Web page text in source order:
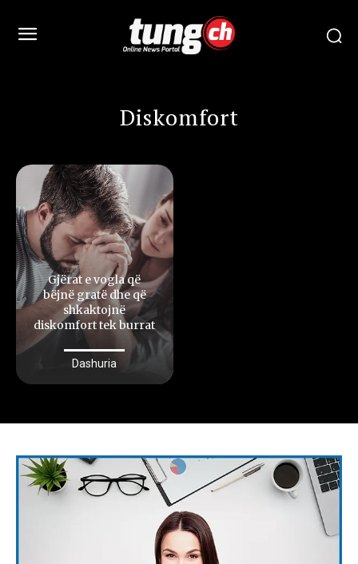
Diskomfort
Gjërat e vogla që
bëjnë gratë dhe që
shkaktojnë
diskomfort tek burrat
Dashuria